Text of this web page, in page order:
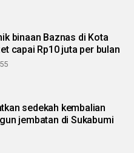
binaan Baznas di Kota
capai Rp10 juta per bulan
sedekah kembalian
jembatan di Sukabumi